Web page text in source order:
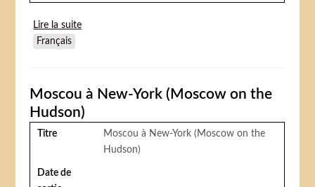
Lire la suite
Français
Moscou à New-York (Moscow on the
Hudson)
Titre
Moscou à New-York (Moscow on the
Hudson)
Date de